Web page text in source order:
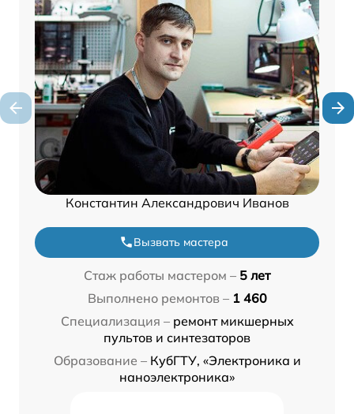
Константин Александрович Иванов
Вызвать мастера
Стаж работы мастером – 5 лет
Выполнено ремонтов – 1 460
Специализация – ремонт микшерных
пультов и синтезаторов
Образование – КубГТУ, «Электроника и
наноэлектроника»